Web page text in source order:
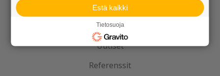
Rudus
Uutiset
Referenssit
Estä kaikki
Tietosuoja